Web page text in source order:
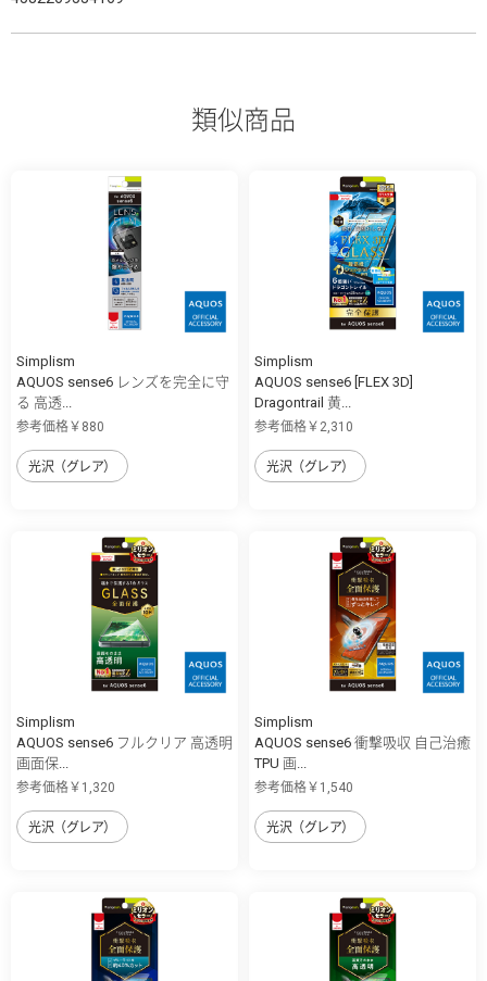
類似商品
Simplism
AQUOS sense6 レンズを完全に守
る 高透...
参考価格￥880
光沢（グレア）
Simplism
AQUOS sense6 [FLEX 3D]
Dragontrail 黄...
参考価格￥2,310
光沢（グレア）
Simplism
AQUOS sense6 フルクリア 高透明
画面保...
参考価格￥1,320
光沢（グレア）
Simplism
AQUOS sense6 衝撃吸収 自己治癒
TPU 画...
参考価格￥1,540
光沢（グレア）